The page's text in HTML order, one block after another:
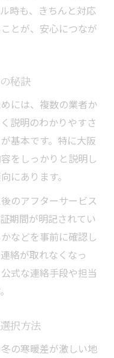
時も、きちんと対応
とが、安心につなが
秘訣
には、複数の業者か
説明のわかりやすさ
基本です。特に大阪
をしっかりと説明し
にあります。
のアフターサービス
期間が明記されてい
などを事前に確認し
絡が取れなくなっ
式な連絡手段や担当
択方法
の寒暖差が激しい地